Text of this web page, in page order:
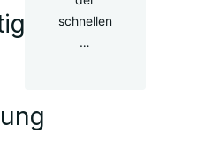
schnellen
…